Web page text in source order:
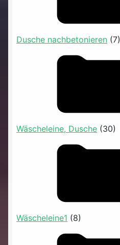
Dusche nachbetonieren (7)
Wäscheleine, Dusche (30)
Wäscheleine1 (8)